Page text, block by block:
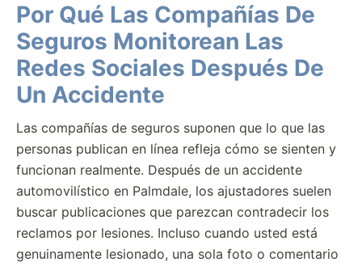
Por Qué Las Compañías De
Seguros Monitorean Las
Redes Sociales Después De
Un Accidente
Las compañías de seguros suponen que lo que las
personas publican en línea refleja cómo se sienten y
funcionan realmente. Después de un accidente
automovilístico en Palmdale, los ajustadores suelen
buscar publicaciones que parezcan contradecir los
reclamos por lesiones. Incluso cuando usted está
genuinamente lesionado, una sola foto o comentario